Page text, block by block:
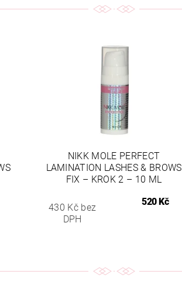
NIKK MOLE PERFECT
LAMINATION LASHES & BROWS
FIX – KROK 2 – 10 ML
430 Kč bez
DPH
520 Kč